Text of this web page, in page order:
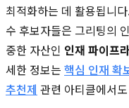
최적화하는 데 활용됩니
수 후보자들은 그리팅의
중한 자산인 인재 파이프
세한 정보는 핵심 인재 확
추천제 관련 아티클에서